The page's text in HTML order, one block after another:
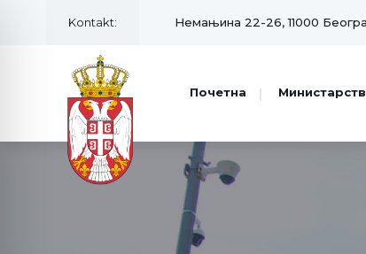
Kontakt: Немањина 22-26, 11000
Почетна